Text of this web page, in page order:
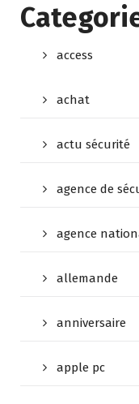
access
achat
actu sécurité
agence de
agence
allemande
anniversaire
apple pc